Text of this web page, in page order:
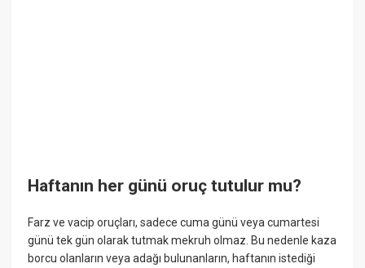
Haftanın her günü oruç tutulur mu?
Farz ve vacip oruçları, sadece cuma günü veya cumartesi
günü tek gün olarak tutmak mekruh olmaz. Bu nedenle kaza
borcu olanların veya adağı bulunanların, haftanın istediği